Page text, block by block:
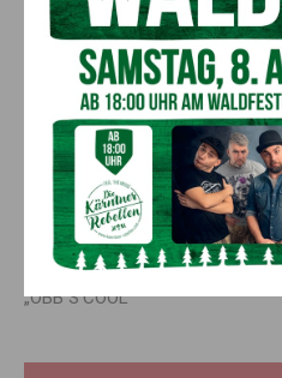
Vorheriger Artikel
Kamingespräch im Rahmen
der größten
Wintersportwoche Österreichs
„ÖBB S’COOL“